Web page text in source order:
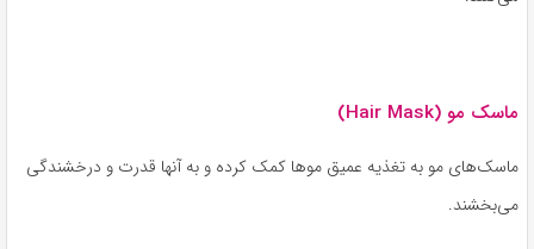
ماسک مو (Hair Mask)
ماسک‌های مو به تغذیه عمیق موها کمک کرده و به آنها قدرت و درخشندگی
می‌بخشند.